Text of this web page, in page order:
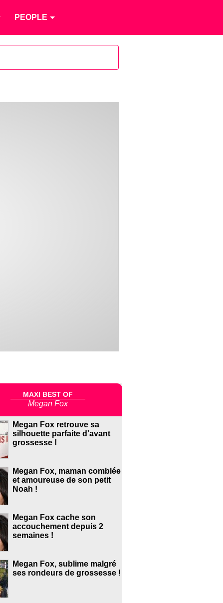
PEOPLE
MAXI BEST OF
Megan Fox
Megan Fox retrouve sa
silhouette parfaite d'avant
grossesse !
Megan Fox, maman comblée
et amoureuse de son petit
Noah !
Megan Fox cache son
accouchement depuis 2
semaines !
Megan Fox, sublime malgré
ses rondeurs de grossesse !